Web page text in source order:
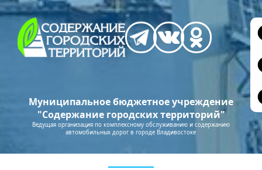
Муниципальное бюджетное учреждение
"Содержание городских территорий"
Ведущая организация по комплексному обслуживанию и содержанию
автомобильных дорог в городе Владивостоке